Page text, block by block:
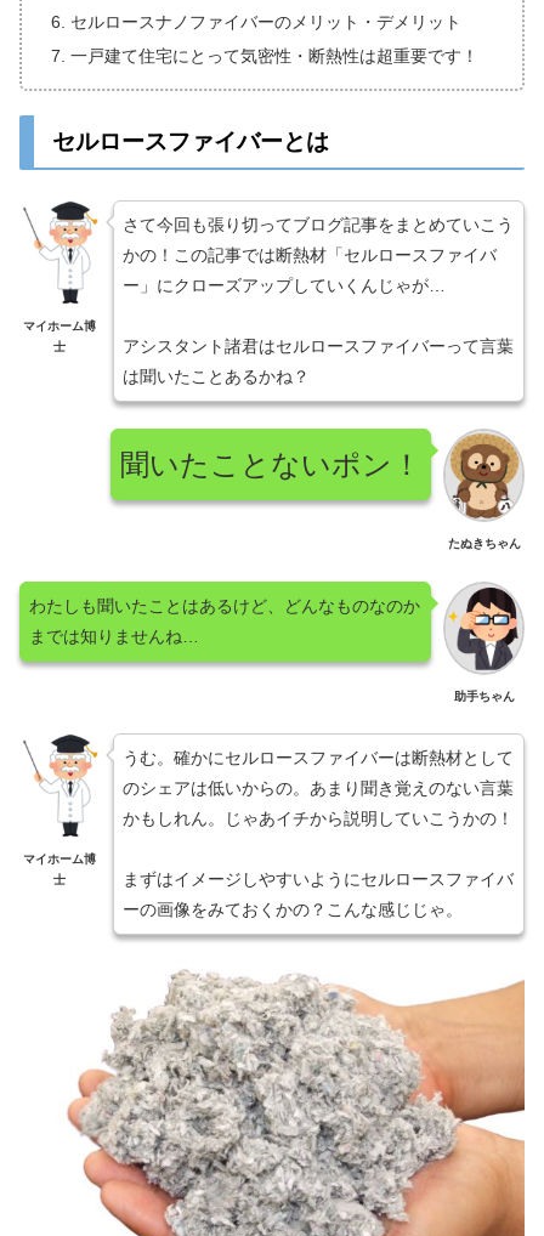
セルロースナノファイバーのメリット・デメリット
一戸建て住宅にとって気密性・断熱性は超重要です！
セルロースファイバーとは
マイホーム博
士
さて今回も張り切ってブログ記事をまとめていこう
かの！この記事では断熱材「セルロースファイバ
ー」にクローズアップしていくんじゃが…
アシスタント諸君はセルロースファイバーって言葉
は聞いたことあるかね？
たぬきちゃん
聞いたことないポン！
助手ちゃん
わたしも聞いたことはあるけど、どんなものなのか
までは知りませんね…
マイホーム博
士
うむ。確かにセルロースファイバーは断熱材として
のシェアは低いからの。あまり聞き覚えのない言葉
かもしれん。じゃあイチから説明していこうかの！
まずはイメージしやすいようにセルロースファイバ
ーの画像をみておくかの？こんな感じじゃ。